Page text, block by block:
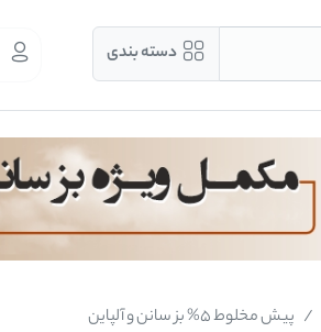
دسته بندی
پیش مخلوط 5% بز سانن و آلپاین